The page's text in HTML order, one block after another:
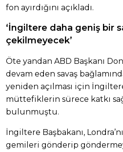
fon ayırdığını açıkladı.
‘İngiltere daha geniş bir
çekilmeyecek’
Öte yandan ABD Başkanı
devam eden savaş
yeniden açılması için
müttefiklerin sürece katkı
bulunmuştu.
İngiltere Başbakanı,
gemileri gönderip